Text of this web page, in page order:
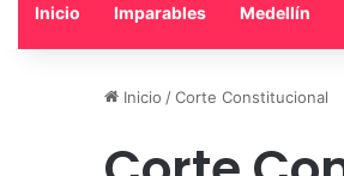
Inicio Imparables Medellín
Inicio /Corte Constitucional